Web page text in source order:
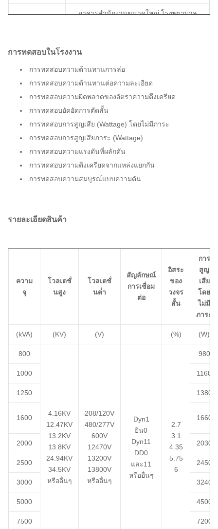
อาคารสํานักงานขนาดใหญ่ โรงพยาบาล
ฐาน
การทดสอบในโรงงาน
การทดสอบความต้านทานการล่อ
การทดสอบความต้านทานต่อความละเอียด
การทดสอบความผิดพลาดของอัตราความตึงเครียด
การทดสอบอัดอัดการตัดสั้น
การทดสอบการสูญเสีย (Wattage) โดยไม่มีภาระ
การทดสอบการสูญเสียภาระ (Wattage)
การทดสอบความแรงดันที่ผลักดัน
การทดสอบความตึงเครียดจากแหล่งแยกกัน
การทดสอบความสมบูรณ์แบบความดัน
รายละเอียดสินค้า
ความ
จุ
โวลเตชั่
นสูง
โวลเตชั่
นต่ํา
สัญลักษณ์
การเชื่อม
ต่อ
อิสระ
ของ
วงจร
สั้น
การ
สูญ
เสีย
โดย
ไม่มี
ภาระ
(kVA) (KV) (V) (%) (W)
800
4.16KV
12.47KV
13.2KV
13.8KV
24.94KV
34.5KV
หรืออื่นๆ
208/120V
480/277V
600V
12470V
13200V
13800V
หรืออื่นๆ
Dyn1
ยิน0
Dyn11
DD0
และ11
หรืออื่นๆ
2.7
3.1
4.35
5.75
6
980
1000 1160
1250 1380
1600 1660
2000 2030
2500 2450
3000 3240
5000 4500
7500 7200